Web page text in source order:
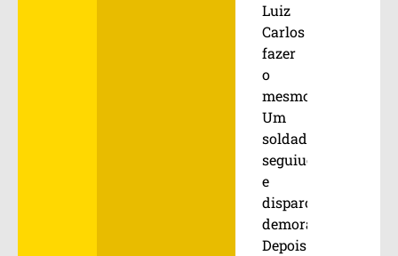
Luiz
Carlos
fazer
o
mesmo.
Um
soldado
seguiuo
e
disparou
demoradamente.
Depois